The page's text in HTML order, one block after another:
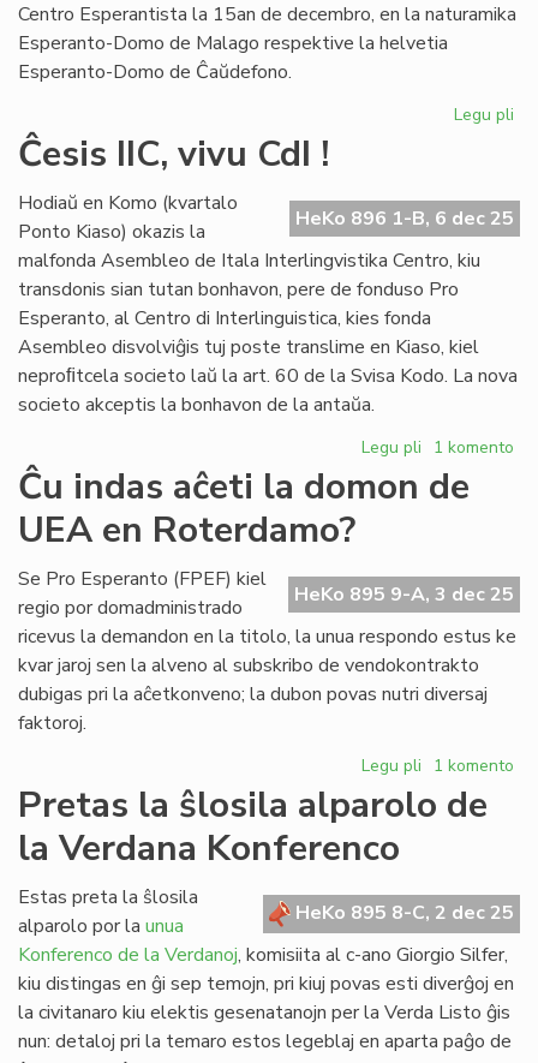
Centro Esperantista la 15an de decembro, en la naturamika
Esperanto-Domo de Malago respektive la helvetia
Esperanto-Domo de Ĉaŭdefono.
Legu pli
Ĉesis IIC, vivu CdI !
HeKo 896 1-B, 6 dec 25
Hodiaŭ en Komo (kvartalo
Ponto Kiaso) okazis la
malfonda Asembleo de Itala Interlingvistika Centro, kiu
transdonis sian tutan bonhavon, pere de fonduso Pro
Esperanto, al Centro di Interlinguistica, kies fonda
Asembleo disvolviĝis tuj poste translime en Kiaso, kiel
neproﬁtcela societo laŭ la art. 60 de la Svisa Kodo. La nova
societo akceptis la bonhavon de la antaŭa.
Legu pli pri
Ĉesis
IIC,
!
1 komento
Ĉu indas aĉeti la domon de
UEA en Roterdamo?
HeKo 895 9-A, 3 dec 25
Se Pro Esperanto (FPEF) kiel
regio por domadministrado
ricevus la demandon en la titolo, la unua respondo estus ke
kvar jaroj sen la alveno al subskribo de vendokontrakto
dubigas pri la aĉetkonveno; la dubon povas nutri diversaj
faktoroj.
Legu pli pri
indas
domon
de
UEA
en
Roterdamo?
1 komento
Pretas la ŝlosila alparolo de
la Verdana Konferenco
HeKo 895 8-C, 2 dec 25
Estas preta la ŝlosila
alparolo por la unua
Konferenco de la Verdanoj, komisiita al c-ano Giorgio Silfer,
kiu distingas en ĝi sep temojn, pri kiuj povas esti diverĝoj en
la civitanaro kiu elektis gesenatanojn per la Verda Listo ĝis
nun: detaloj pri la temaro estos legeblaj en aparta paĝo de